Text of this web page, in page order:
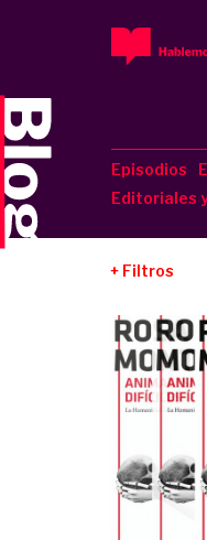
Episodios
Editoriales
Filtros